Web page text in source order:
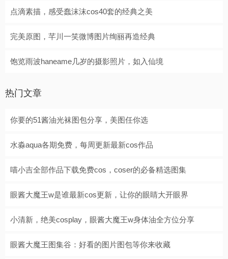
点滴素描，感受蠢沫沫cos40套的经典之美
完美原图，芊川一笑微博图片绚丽再造经典
饱览雨波haneame几岁的摄影照片，如入仙境
热门文章
你要的51酱油光袜图包分享，美图任你选
水淼aqua各期免费，每周更新最新cos作品
喵小吉全部作品下载免费cos，coser的必备精选图集
眼酱大魔王w是谁最新cos更新，让你的眼睛大开眼界
小清新，绝美cosplay，眼酱大魔王w身体油全方位分享
眼酱大魔王图集谷：好看的图片图包等你来收藏